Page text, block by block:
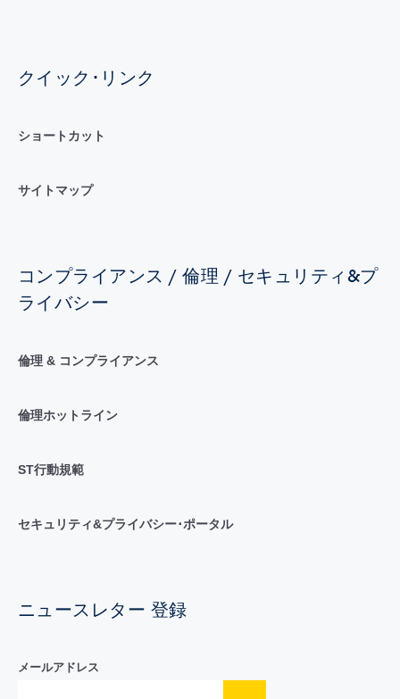
クイック･リンク
ショートカット
サイトマップ
コンプライアンス / 倫理 / セキュリティ&プ
ライバシー
倫理 & コンプライアンス
倫理ホットライン
ST行動規範
セキュリティ&プライバシー･ポータル
ニュースレター 登録
メールアドレス